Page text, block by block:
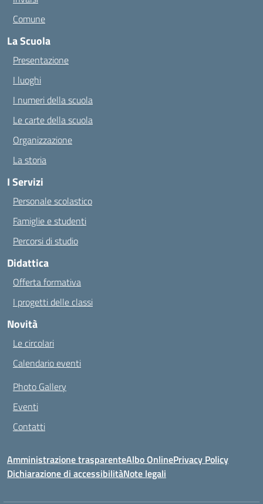
Comune
La Scuola
Presentazione
I luoghi
I numeri della scuola
Le carte della scuola
Organizzazione
La storia
I Servizi
Personale scolastico
Famiglie e studenti
Percorsi di studio
Didattica
Offerta formativa
I progetti delle classi
Novità
Le circolari
Calendario eventi
Photo Gallery
Eventi
Contatti
Amministrazione trasparenteAlbo OnlinePrivacy Policy
Dichiarazione di accessibilitàNote legali